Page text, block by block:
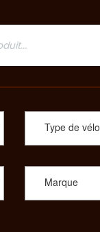
Type de vélo
Marque